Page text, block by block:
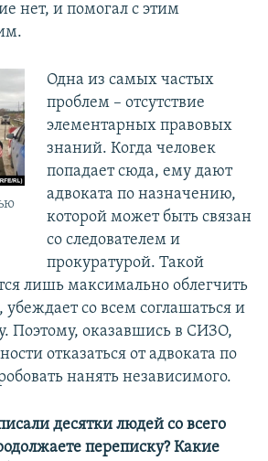
нет, и помогал с этим
Одна из самых частых
проблем – отсутствие
элементарных правовых
знаний. Когда человек
попадает сюда, ему дают
адвоката по назначению,
которой может быть связан
со следователем и
прокуратурой. Такой
лишь максимально облегчить
убеждает со всем соглашаться и
Поэтому, оказавшись в СИЗО,
отказаться от адвоката по
нанять независимого.
десятки людей со всего
переписку? Какие